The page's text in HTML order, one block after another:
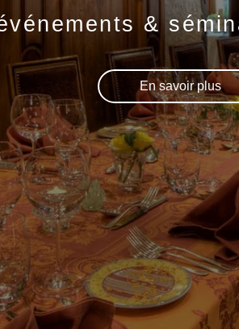
&
En savoir plus